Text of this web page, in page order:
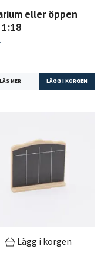
eller öppen
LÄS MER
Lägg i korgen